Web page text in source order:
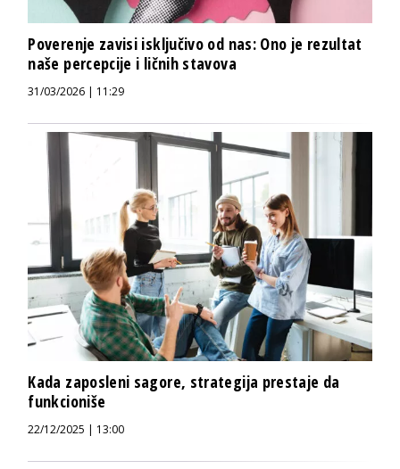
Poverenje zavisi isključivo od nas: Ono je rezultat
naše percepcije i ličnih stavova
31/03/2026 | 11:29
Kada zaposleni sagore, strategija prestaje da
funkcioniše
22/12/2025 | 13:00